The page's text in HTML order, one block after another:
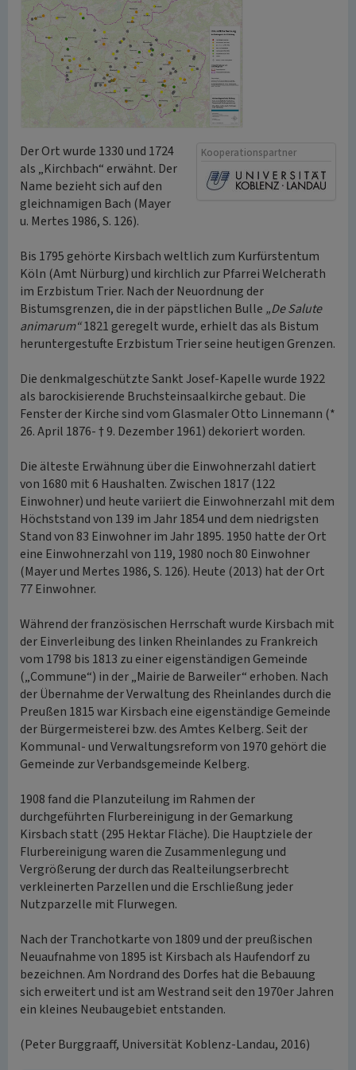
Kooperationspartner
Der Ort wurde 1330 und 1724
als „Kirchbach“ erwähnt. Der
Name bezieht sich auf den
gleichnamigen Bach (Mayer
u. Mertes 1986, S. 126).
Bis 1795 gehörte Kirsbach weltlich zum Kurfürstentum
Köln (Amt Nürburg) und kirchlich zur Pfarrei Welcherath
im Erzbistum Trier. Nach der Neuordnung der
Bistumsgrenzen, die in der päpstlichen Bulle „De Salute
animarum“1821 geregelt wurde, erhielt das als Bistum
heruntergestufte Erzbistum Trier seine heutigen Grenzen.
Die denkmalgeschützte Sankt Josef-Kapelle wurde 1922
als barockisierende Bruchsteinsaalkirche gebaut. Die
Fenster der Kirche sind vom Glasmaler Otto Linnemann (*
26. April 1876- † 9. Dezember 1961) dekoriert worden.
Die älteste Erwähnung über die Einwohnerzahl datiert
von 1680 mit 6 Haushalten. Zwischen 1817 (122
Einwohner) und heute variiert die Einwohnerzahl mit dem
Höchststand von 139 im Jahr 1854 und dem niedrigsten
Stand von 83 Einwohner im Jahr 1895. 1950 hatte der Ort
eine Einwohnerzahl von 119, 1980 noch 80 Einwohner
(Mayer und Mertes 1986, S. 126). Heute (2013) hat der Ort
77 Einwohner.
Während der französischen Herrschaft wurde Kirsbach mit
der Einverleibung des linken Rheinlandes zu Frankreich
vom 1798 bis 1813 zu einer eigenständigen Gemeinde
(„Commune“) in der „Mairie de Barweiler“ erhoben. Nach
der Übernahme der Verwaltung des Rheinlandes durch die
Preußen 1815 war Kirsbach eine eigenständige Gemeinde
der Bürgermeisterei bzw. des Amtes Kelberg. Seit der
Kommunal- und Verwaltungsreform von 1970 gehört die
Gemeinde zur Verbandsgemeinde Kelberg.
1908 fand die Planzuteilung im Rahmen der
durchgeführten Flurbereinigung in der Gemarkung
Kirsbach statt (295 Hektar Fläche). Die Hauptziele der
Flurbereinigung waren die Zusammenlegung und
Vergrößerung der durch das Realteilungserbrecht
verkleinerten Parzellen und die Erschließung jeder
Nutzparzelle mit Flurwegen.
Nach der Tranchotkarte von 1809 und der preußischen
Neuaufnahme von 1895 ist Kirsbach als Haufendorf zu
bezeichnen. Am Nordrand des Dorfes hat die Bebauung
sich erweitert und ist am Westrand seit den 1970er Jahren
ein kleines Neubaugebiet entstanden.
(Peter Burggraaff, Universität Koblenz-Landau, 2016)